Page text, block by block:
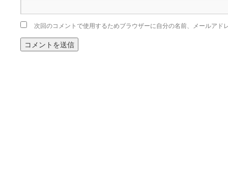
次回のコメントで使用するためブラウザーに自分の名前、メールアド